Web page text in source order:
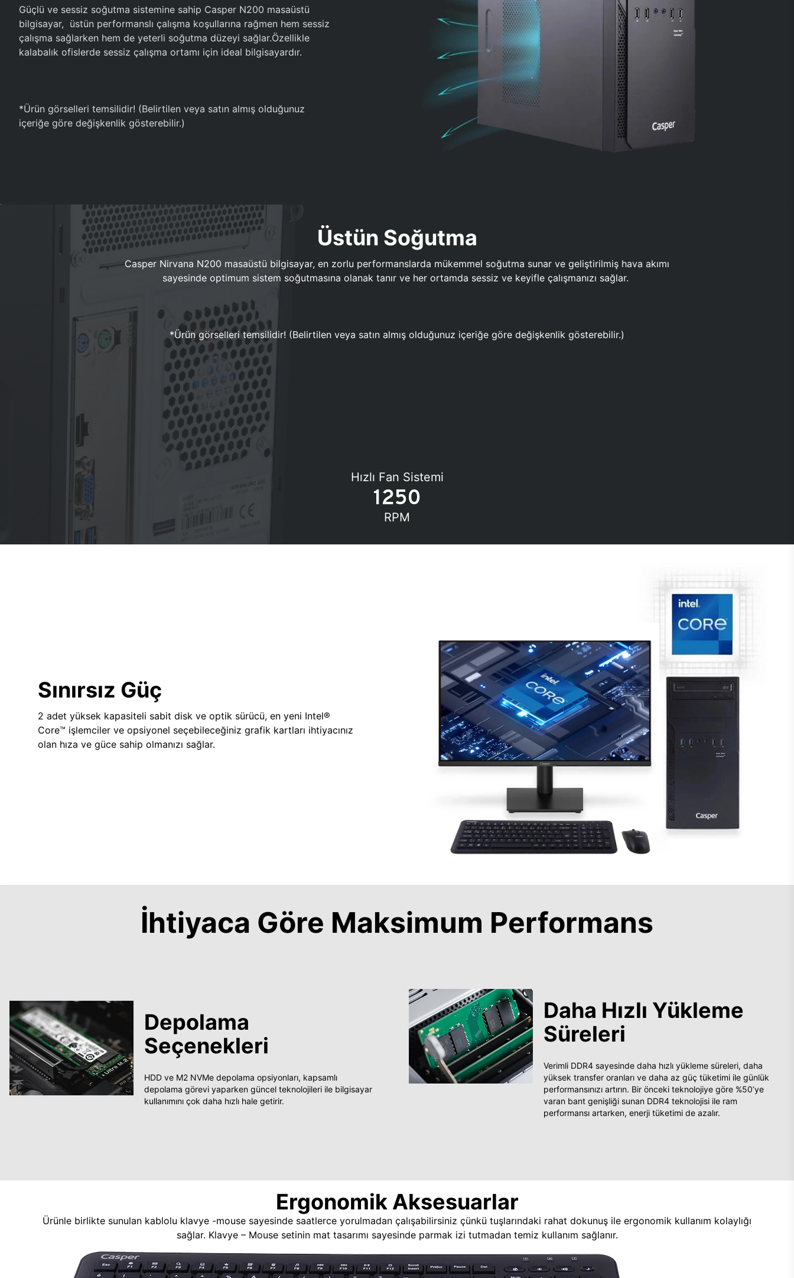
Güçlü ve sessiz soğutma sistemine sahip Casper N200 masaüstü
bilgisayar, üstün performanslı çalışma koşullarına rağmen hem sessiz
çalışma sağlarken hem de yeterli soğutma düzeyi sağlar.Özellikle
kalabalık ofislerde sessiz çalışma ortamı için ideal bilgisayardır.
*Ürün görselleri temsilidir! (Belirtilen veya satın almış olduğunuz
içeriğe göre değişkenlik gösterebilir.)
Üstün Soğutma
Casper Nirvana N200 masaüstü bilgisayar, en zorlu performanslarda mükemmel soğutma sunar ve geliştirilmiş hava akımı
sayesinde optimum sistem soğutmasına olanak tanır ve her ortamda sessiz ve keyifle çalışmanızı sağlar.
*Ürün görselleri temsilidir! (Belirtilen veya satın almış olduğunuz içeriğe göre değişkenlik gösterebilir.)
Hızlı Fan Sistemi
1250
RPM
Sınırsız Güç
2 adet yüksek kapasiteli sabit disk ve optik sürücü, en yeni Intel®
Core™ işlemciler ve opsiyonel seçebileceğiniz grafik kartları ihtiyacınız
olan hıza ve güce sahip olmanızı sağlar.
İhtiyaca Göre Maksimum Performans
Depolama
Seçenekleri
HDD ve M2 NVMe depolama opsiyonları, kapsamlı
depolama görevi yaparken güncel teknolojileri ile bilgisayar
kullanımını çok daha hızlı hale getirir.
Daha Hızlı Yükleme
Süreleri
Verimli DDR4 sayesinde daha hızlı yükleme süreleri, daha
yüksek transfer oranları ve daha az güç tüketimi ile günlük
performansınızı artırın. Bir önceki teknolojiye göre %50’ye
varan bant genişliği sunan DDR4 teknolojisi ile ram
performansı artarken, enerji tüketimi de azalır.
Ergonomik Aksesuarlar
Ürünle birlikte sunulan kablolu klavye -mouse sayesinde saatlerce yorulmadan çalışabilirsiniz çünkü tuşlarındaki rahat dokunuş ile ergonomik kullanım kolaylığı
sağlar. Klavye – Mouse setinin mat tasarımı sayesinde parmak izi tutmadan temiz kullanım sağlanır.